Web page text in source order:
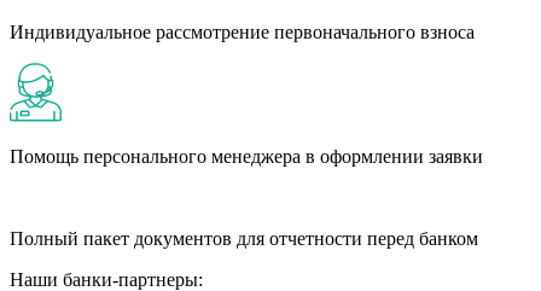
Индивидуальное рассмотрение первоначального взноса
Помощь персонального менеджера в оформлении заявки
Полный пакет документов для отчетности перед банком
Наши банки-партнеры: